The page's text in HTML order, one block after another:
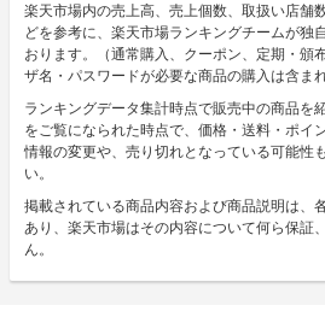
楽天市場内の売上高、売上個数、取扱い店舗
どを参考に、楽天市場ランキングチームが独
おります。（通常購入、クーポン、定期・頒
ザ名・パスワードが必要な商品の購入は含ま
ランキングデータ集計時点で販売中の商品を
をご覧になられた時点で、価格・送料・ポイ
情報の変更や、売り切れとなっている可能性
い。
掲載されている商品内容および商品説明は、
あり、楽天市場はその内容について何ら保証
ん。